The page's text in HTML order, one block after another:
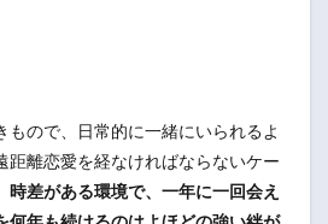
もので、日常的に一緒にいられるよ
距離恋愛を経なければならないケー
時差がある環境で、一年に一回会え